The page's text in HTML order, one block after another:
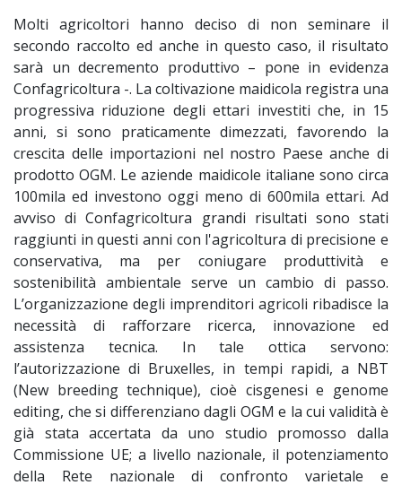
Molti agricoltori hanno deciso di non seminare il
secondo raccolto ed anche in questo caso, il risultato
sarà un decremento produttivo – pone in evidenza
Confagricoltura -. La coltivazione maidicola registra una
progressiva riduzione degli ettari investiti che, in 15
anni, si sono praticamente dimezzati, favorendo la
crescita delle importazioni nel nostro Paese anche di
prodotto OGM. Le aziende maidicole italiane sono circa
100mila ed investono oggi meno di 600mila ettari. Ad
avviso di Confagricoltura grandi risultati sono stati
raggiunti in questi anni con l'agricoltura di precisione e
conservativa, ma per coniugare produttività e
sostenibilità ambientale serve un cambio di passo.
L’organizzazione degli imprenditori agricoli ribadisce la
necessità di rafforzare ricerca, innovazione ed
assistenza tecnica. In tale ottica servono:
l’autorizzazione di Bruxelles, in tempi rapidi, a NBT
(New breeding technique), cioè cisgenesi e genome
editing, che si differenziano dagli OGM e la cui validità è
già stata accertata da uno studio promosso dalla
Commissione UE; a livello nazionale, il potenziamento
della Rete nazionale di confronto varietale e